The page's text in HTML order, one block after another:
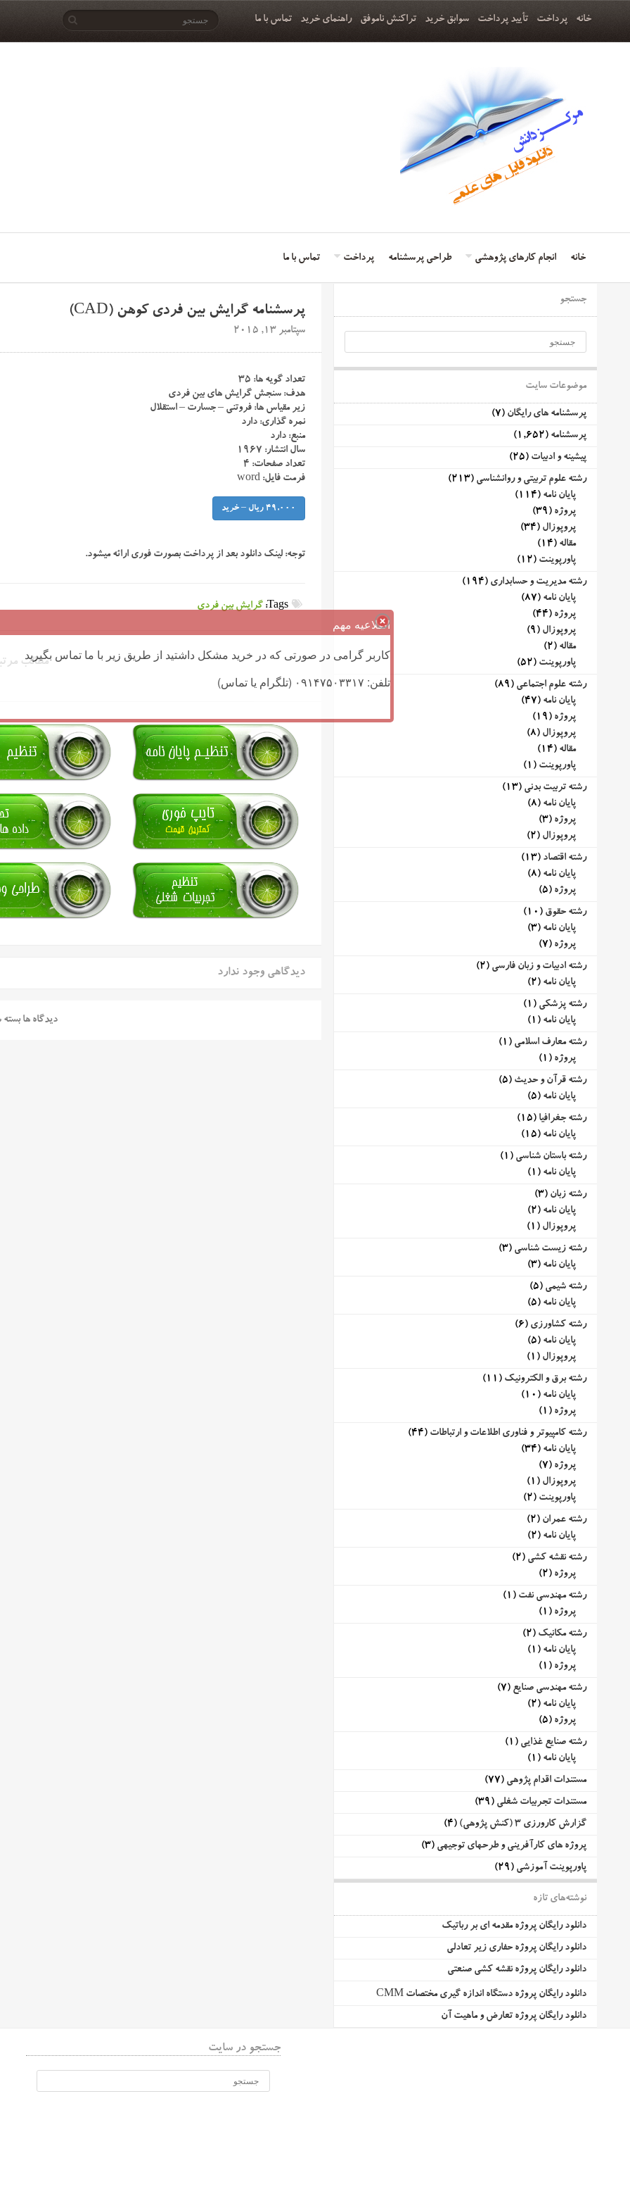
خانه پرداخت تأیید پرداخت سوابق خرید تراکنش ناموفق راهنمای خرید تماس با ما
خانه انجام کارهای پژوهشی طراحی پرسشنامه پرداخت تماس با ما
پرسشنامه گرایش بین فردی کوهن (CAD)
سپتامبر 13, 2015
تعداد گویه ها: ۳۵
هدف: سنجش گرایش های بین فردی
زیر مقیاس ها: فروتنی – جسارت – استقلال
نمره گذاری: دارد
منبع: دارد
سال انتشار: ۱۹۶۷
تعداد صفحات: ۴
فرمت فایل: word
49,000 ریال – خرید
توجه: لینک دانلود بعد از پرداخت بصورت فوری ارائه میشود.
گرایش بین فردی
مطالب
دیدگاهی وجود ندارد
دیدگاه ها
جستجو
موضوعات سایت
پرسشنامه های رایگان (7)
پرسشنامه (1,652)
پیشینه و ادبیات (25)
رشته علوم تربیتی و روانشناسی (213)
پایان نامه (114)
پروژه (39)
پروپوزال (34)
مقاله (14)
پاورپوینت (12)
رشته مدیریت و حسابداری (194)
پایان نامه (87)
پروژه (44)
پروپوزال (9)
مقاله (2)
پاورپوینت (52)
رشته علوم اجتماعی (89)
پایان نامه (47)
پروژه (19)
پروپوزال (8)
مقاله (14)
پاورپوینت (1)
رشته تربیت بدنی (13)
پایان نامه (8)
پروژه (3)
پروپوزال (2)
رشته اقتصاد (13)
پایان نامه (8)
پروژه (5)
رشته حقوق (10)
پایان نامه (3)
پروژه (7)
رشته ادبیات و زبان فارسی (2)
پایان نامه (2)
رشته پزشکی (1)
پایان نامه (1)
رشته معارف اسلامی (1)
پروژه (1)
رشته قرآن و حدیث (5)
پایان نامه (5)
رشته جغرافیا (15)
پایان نامه (15)
رشته باستان شناسی (1)
پایان نامه (1)
رشته زبان (3)
پایان نامه (2)
پروپوزال (1)
رشته زیست شناسی (3)
پایان نامه (3)
رشته شیمی (5)
پایان نامه (5)
رشته کشاورزی (6)
پایان نامه (5)
پروپوزال (1)
رشته برق و الکترونیک (11)
پایان نامه (10)
پروژه (1)
رشته کامپیوتر و فناوری اطلاعات و ارتباطات (44)
پایان نامه (34)
پروژه (7)
پروپوزال (1)
پاورپوینت (2)
رشته عمران (2)
پایان نامه (2)
رشته نقشه کشی (2)
پروژه (2)
رشته مهندسی نفت (1)
پروژه (1)
رشته مکانیک (2)
پایان نامه (1)
پروژه (1)
رشته مهندسی صنایع (7)
پایان نامه (2)
پروژه (5)
رشته صنایع غذایی (1)
پایان نامه (1)
مستندات اقدام پژوهی (77)
مستندات تجربیات شغلی (39)
گزارش کارورزی 3 (کنش پژوهی)
(4)
پروژه های کارآفرینی و طرحهای توجیهی (3)
پاورپوینت آموزشی (29)
نوشته‌های تازه
دانلود رایگان پروژه مقدمه ای بر رباتیک
دانلود رایگان پروژه حفاری زیر تعادلی
دانلود رایگان پروژه نقشه کشی صنعتی
دانلود رایگان پروژه دستگاه اندازه گیری مختصات CMM
دانلود رایگان پروژه تعارض و ماهیت آن
اطلاعیه مهم
کاربر گرامی در صورتی که در خرید مشکل داشتید از طریق زیر با ما تماس بگیرید
تلفن: ۰۹۱۴۷۵۰۳۳۱۷ (تلگرام یا تماس)
جستجو در سایت